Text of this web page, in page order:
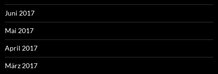
Juni 2017
Mai 2017
April 2017
März 2017